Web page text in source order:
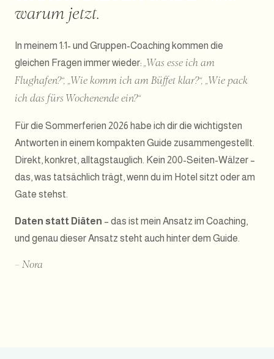
warum jetzt.
In meinem 1:1- und Gruppen-Coaching kommen die
gleichen Fragen immer wieder: „Was esse ich am
Flughafen?“, „Wie komm ich am Büffet klar?“, „Wie pack
ich das fürs Wochenende ein?“
Für die Sommerferien 2026 habe ich dir die wichtigsten
Antworten in einem kompakten Guide zusammengestellt.
Direkt, konkret, alltagstauglich. Kein 200-Seiten-Wälzer –
das, was tatsächlich trägt, wenn du im Hotel sitzt oder am
Gate stehst.
Daten statt Diäten – das ist mein Ansatz im Coaching,
und genau dieser Ansatz steht auch hinter dem Guide.
– Nora